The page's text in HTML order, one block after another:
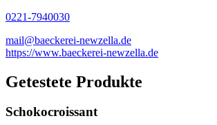
0221-7940030
mail@baeckerei-newzella.de
https://www.baeckerei-newzella.de
Getestete Produkte
Schokocroissant